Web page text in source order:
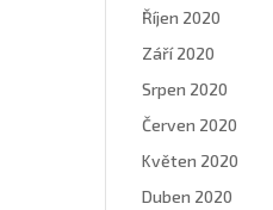
Říjen 2020
Září 2020
Srpen 2020
Červen 2020
Květen 2020
Duben 2020